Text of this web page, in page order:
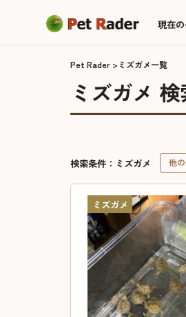
現在
Pet Rader ミズガメ一覧
ミズガメ
検索条件：ミズガメ 他
ミズガメ